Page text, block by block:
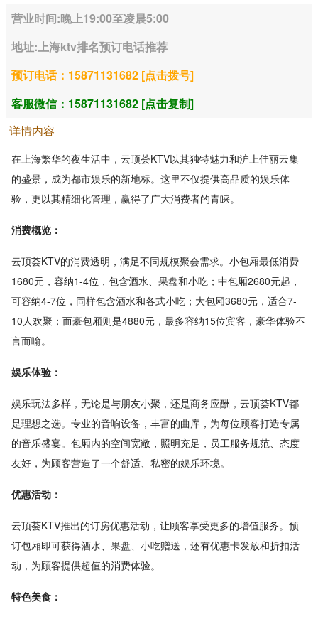
营业时间:晚上19:00至凌晨5:00
地址:上海ktv排名预订电话推荐
预订电话：15871131682 [点击拨号]
客服微信：15871131682 [点击复制]
详情内容
在上海繁华的夜生活中，云顶荟KTV以其独特魅力和沪上佳丽云集
的盛景，成为都市娱乐的新地标。这里不仅提供高品质的娱乐体
验，更以其精细化管理，赢得了广大消费者的青睐。
消费概览：
云顶荟KTV的消费透明，满足不同规模聚会需求。小包厢最低消费
1680元，容纳1-4位，包含酒水、果盘和小吃；中包厢2680元起，
可容纳4-7位，同样包含酒水和各式小吃；大包厢3680元，适合7-
10人欢聚；而豪包厢则是4880元，最多容纳15位宾客，豪华体验不
言而喻。
娱乐体验：
娱乐玩法多样，无论是与朋友小聚，还是商务应酬，云顶荟KTV都
是理想之选。专业的音响设备，丰富的曲库，为每位顾客打造专属
的音乐盛宴。包厢内的空间宽敞，照明充足，员工服务规范、态度
友好，为顾客营造了一个舒适、私密的娱乐环境。
优惠活动：
云顶荟KTV推出的订房优惠活动，让顾客享受更多的增值服务。预
订包厢即可获得酒水、果盘、小吃赠送，还有优惠卡发放和折扣活
动，为顾客提供超值的消费体验。
特色美食：